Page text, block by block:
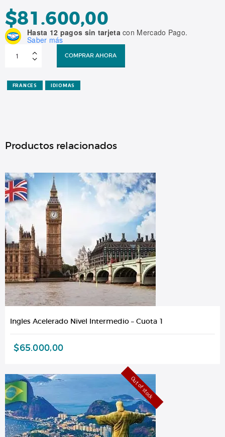
$81.600,00
Hasta 12 pagos sin tarjetacon Mercado Pago.
Saber más
Inicial
cantidad
COMPRAR AHORA
FRANCES IDIOMAS
Productos relacionados
Ingles Acelerado Nivel Intermedio – Cuota 1
$65.000,00
Out of stock